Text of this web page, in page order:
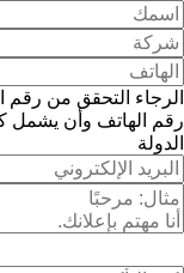
الرجاء التحقق من رقم
رقم الهاتف وأن يشمل
الدولة